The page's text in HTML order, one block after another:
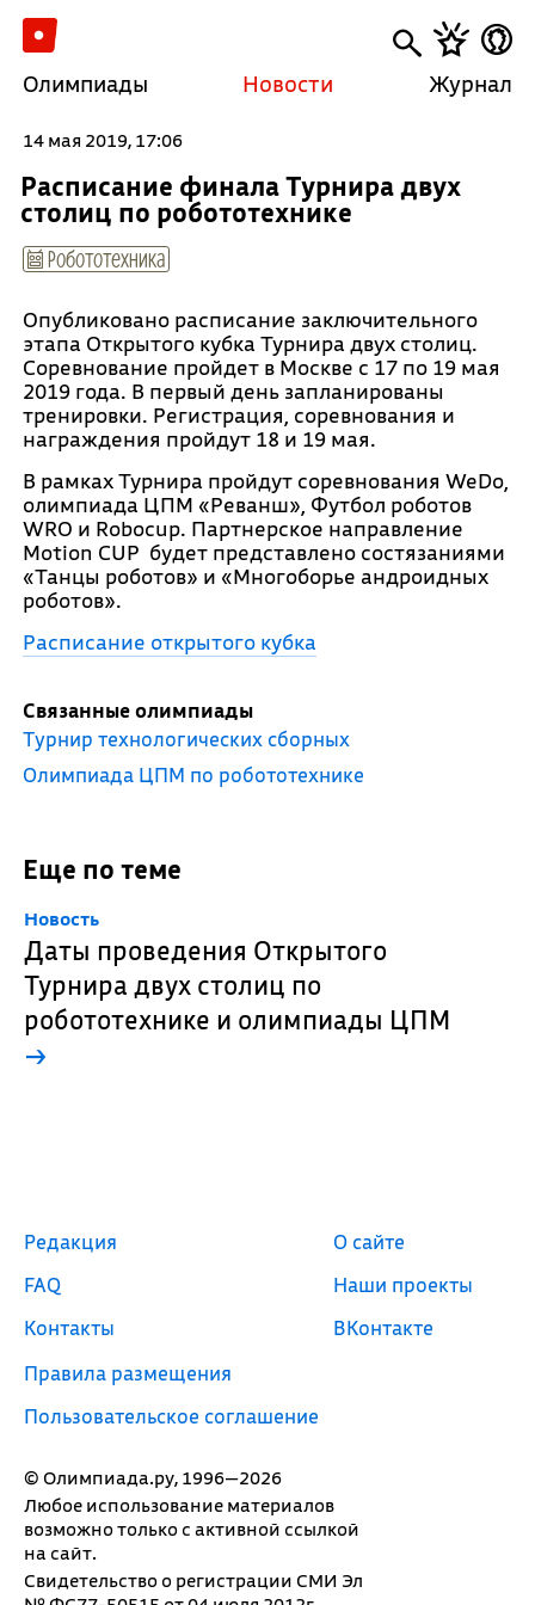
Олимпиады Новости Журнал
14 мая 2019, 17:06
Расписание финала Турнира двух
столиц по робототехнике
Робототехника
Опубликовано расписание заключительного
этапа Открытого кубка Турнира двух столиц.
Соревнование пройдет в Москве с 17 по 19 мая
2019 года. В первый день запланированы
тренировки. Регистрация, соревнования и
награждения пройдут 18 и 19 мая.
В рамках Турнира пройдут соревнования WeDo,
олимпиада ЦПМ «Реванш», Футбол роботов
WRO и Robocup. Партнерское направление
Motion CUP будет представлено состязаниями
«Танцы роботов» и «Многоборье андроидных
роботов».
Расписание открытого кубка
Связанные олимпиады
Турнир технологических сборных
Олимпиада ЦПМ по робототехнике
Еще по теме
Новость
Даты проведения Открытого
Турнира двух столиц по
робототехнике и олимпиады ЦПМ
→
© Олимпиада.ру, 1996—2026
Любое использование материалов
возможно только с активной ссылкой
на сайт.
Свидетельство о регистрации СМИ Эл
Редакция
FAQ
Контакты
Правила размещения
Пользовательское соглашение
О сайте
Наши проекты
ВКонтакте